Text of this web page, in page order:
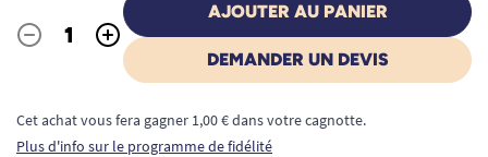
Quantité
- +
AJOUTER AU PANIER
DEMANDER UN DEVIS
Cet achat vous fera gagner 1,00 € dans votre cagnotte.
Plus d'info sur le programme de fidélité